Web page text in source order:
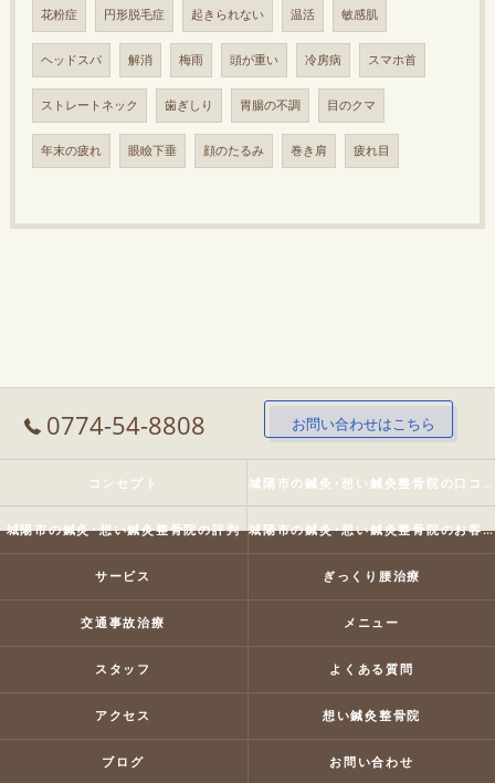
花粉症 円形脱毛症 起きられない 温活 敏感肌
ヘッドスパ 解消 梅雨 頭が重い 冷房病 スマホ首
ストレートネック 歯ぎしり 胃腸の不調 目のクマ
年末の疲れ 眼瞼下垂 顔のたるみ 巻き肩 疲れ目
0774-54-8808 お問い合わせはこちら
コンセプト 城陽市の鍼灸･想い鍼灸整骨院の口コミ情報
城陽市の鍼灸･想い鍼灸整骨院の評判 城陽市の鍼灸･想い鍼灸整骨院のお客様の声
サービス ぎっくり腰治療
交通事故治療 メニュー
スタッフ よくある質問
アクセス 想い鍼灸整骨院
ブログ お問い合わせ